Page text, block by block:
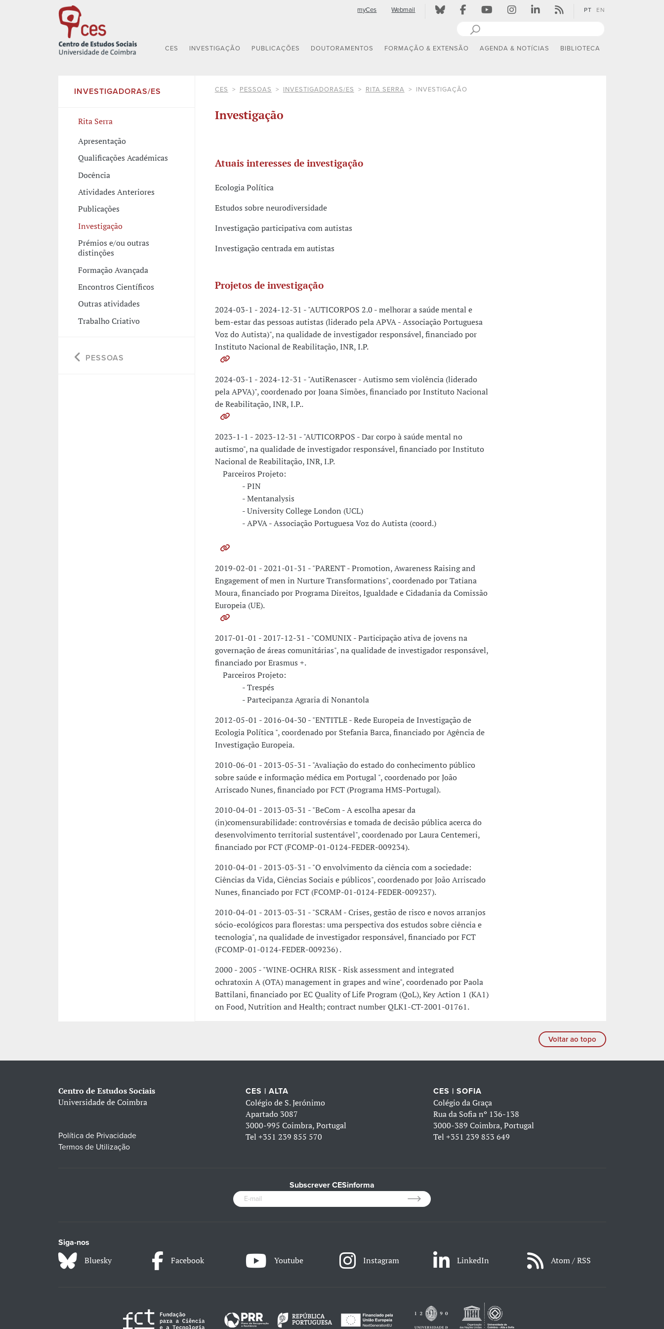
myCes Webmail PT EN
CES INVESTIGAÇÃO PUBLICAÇÕES DOUTORAMENTOS FORMAÇÃO & EXTENSÃO AGENDA & NOTÍCIAS BIBLIOTECA
INVESTIGADORAS/ES
Rita Serra
Apresentação
Qualificações Académicas
Docência
Atividades Anteriores
Publicações
Investigação
Prémios e/ou outras
distinções
Formação Avançada
Encontros Científicos
Outras atividades
Trabalho Criativo
PESSOAS
CES PESSOAS INVESTIGADORAS/ES RITA SERRA INVESTIGAÇÃO
Investigação
Atuais interesses de investigação
Ecologia Política
Estudos sobre neurodiversidade
Investigação participativa com autistas
Investigação centrada em autistas
Projetos de investigação
2024-03-1 - 2024-12-31 - "AUTICORPOS 2.0 - melhorar a saúde mental e
bem-estar das pessoas autistas (liderado pela APVA - Associação Portuguesa
Voz do Autista)", na qualidade de investigador responsável, financiado por
Instituto Nacional de Reabilitação, INR, I.P.
2024-03-1 - 2024-12-31 - "AutiRenascer - Autismo sem violência (liderado
pela APVA)", coordenado por Joana Simões, financiado por Instituto Nacional
de Reabilitação, INR, I.P..
2023-1-1 - 2023-12-31 - "AUTICORPOS - Dar corpo à saúde mental no
autismo", na qualidade de investigador responsável, financiado por Instituto
Nacional de Reabilitação, INR, I.P.
Parceiros Projeto:
- PIN
- Mentanalysis
- University College London (UCL)
- APVA - Associação Portuguesa Voz do Autista (coord.)
2019-02-01 - 2021-01-31 - "PARENT - Promotion, Awareness Raising and
Engagement of men in Nurture Transformations", coordenado por Tatiana
Moura, financiado por Programa Direitos, Igualdade e Cidadania da Comissão
Europeia (UE).
2017-01-01 - 2017-12-31 - "COMUNIX - Participação ativa de jovens na
governação de áreas comunitárias", na qualidade de investigador responsável,
financiado por Erasmus +.
Parceiros Projeto:
- Trespés
- Partecipanza Agraria di Nonantola
2012-05-01 - 2016-04-30 - "ENTITLE - Rede Europeia de Investigação de
Ecologia Política ", coordenado por Stefania Barca, financiado por Agência de
Investigação Europeia.
2010-06-01 - 2013-05-31 - "Avaliação do estado do conhecimento público
sobre saúde e informação médica em Portugal ", coordenado por João
Arriscado Nunes, financiado por FCT (Programa HMS-Portugal).
2010-04-01 - 2013-03-31 - "BeCom - A escolha apesar da
(in)comensurabilidade: controvérsias e tomada de decisão pública acerca do
desenvolvimento territorial sustentável", coordenado por Laura Centemeri,
financiado por FCT (FCOMP-01-0124-FEDER-009234).
2010-04-01 - 2013-03-31 - "O envolvimento da ciência com a sociedade:
Ciências da Vida, Ciências Sociais e públicos", coordenado por João Arriscado
Nunes, financiado por FCT (FCOMP-01-0124-FEDER-009237).
2010-04-01 - 2013-03-31 - "SCRAM - Crises, gestão de risco e novos arranjos
sócio-ecológicos para florestas: uma perspectiva dos estudos sobre ciência e
tecnologia", na qualidade de investigador responsável, financiado por FCT
(FCOMP-01-0124-FEDER-009236) .
2000 - 2005 - "WINE-OCHRA RISK - Risk assessment and integrated
ochratoxin A (OTA) management in grapes and wine", coordenado por Paola
Battilani, financiado por EC Quality of Life Program (QoL), Key Action 1 (KA1)
on Food, Nutrition and Health; contract number QLK1-CT-2001-01761.
Voltar ao topo
Centro de Estudos Sociais
Universidade de Coimbra
Política de Privacidade
Termos de Utilização
CES | ALTA
Colégio de S. Jerónimo
Apartado 3087
3000-995 Coimbra, Portugal
Tel+351 239 855 570
CES | SOFIA
Colégio da Graça
Rua da Sofia nº 136-138
3000-389 Coimbra, Portugal
Tel +351 239 853 649
Subscrever CESinforma
Siga-nos
Bluesky Facebook Youtube Instagram LinkedIn Atom / RSS